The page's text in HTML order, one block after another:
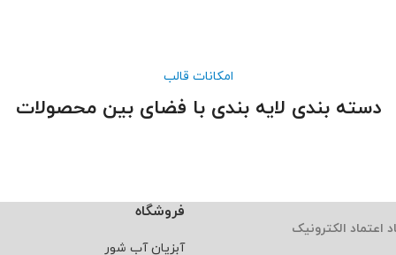
امکانات قالب
دسته بندی لایه بندی با فضای بین محصولات
اعتماد الکترونیک
فروشگاه
آبزیان آب شور